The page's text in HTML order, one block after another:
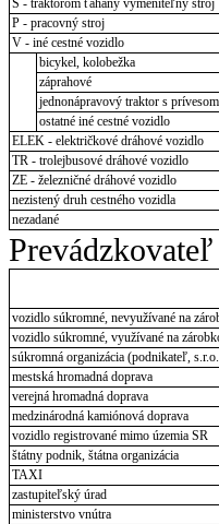
S - traktorom ťahaný vymeniteľný stroj
P - pracovný stroj
V - iné cestné vozidlo
bicykel, kolobežka
záprahové
jednonápravový traktor s prívesom
ostatné iné cestné vozidlo
ELEK - električkové dráhové vozidlo
TR - trolejbusové dráhové vozidlo
ZE - železničné dráhové vozidlo
nezistený druh cestného vozidla
nezadané
vozidlo súkromné, nevyužívané na
vozidlo súkromné, využívané na
súkromná organizácia (podnikateľ,
mestská hromadná doprava
verejná hromadná doprava
medzinárodná kamiónová doprava
vozidlo registrované mimo územia SR
štátny podnik, štátna organizácia
TAXI
zastupiteľský úrad
ministerstvo vnútra